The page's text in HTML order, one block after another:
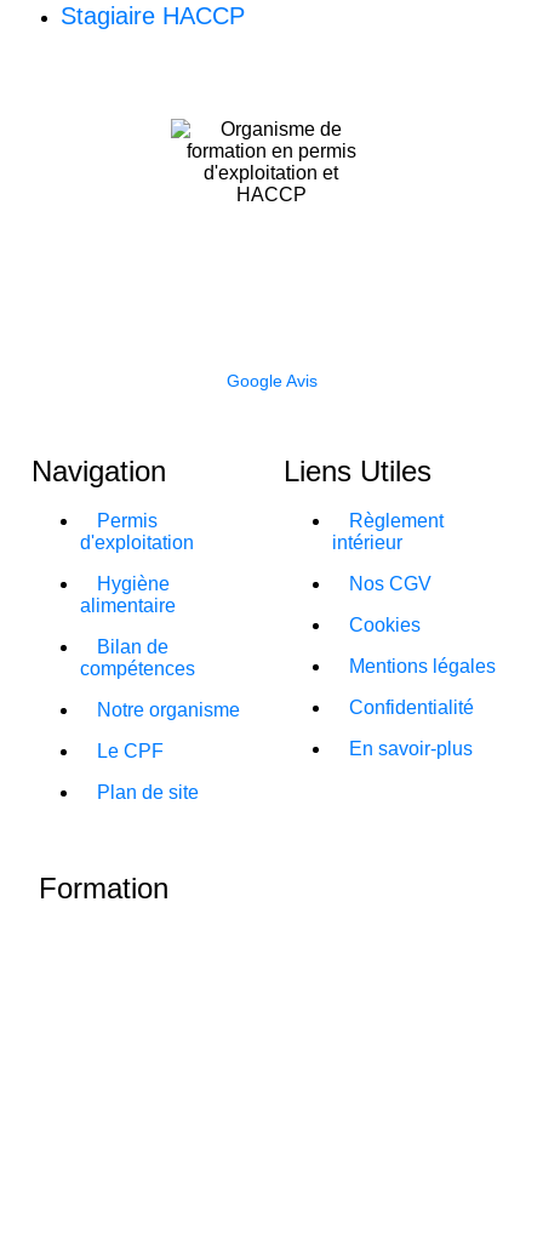
Stagiaire HACCP
Google Avis
Navigation
Permis
d'exploitation
Hygiène
alimentaire
Bilan de
compétences
Notre organisme
Le CPF
Plan de site
Liens Utiles
Règlement
intérieur
Nos CGV
Cookies
Mentions légales
Confidentialité
En savoir-plus
Formation